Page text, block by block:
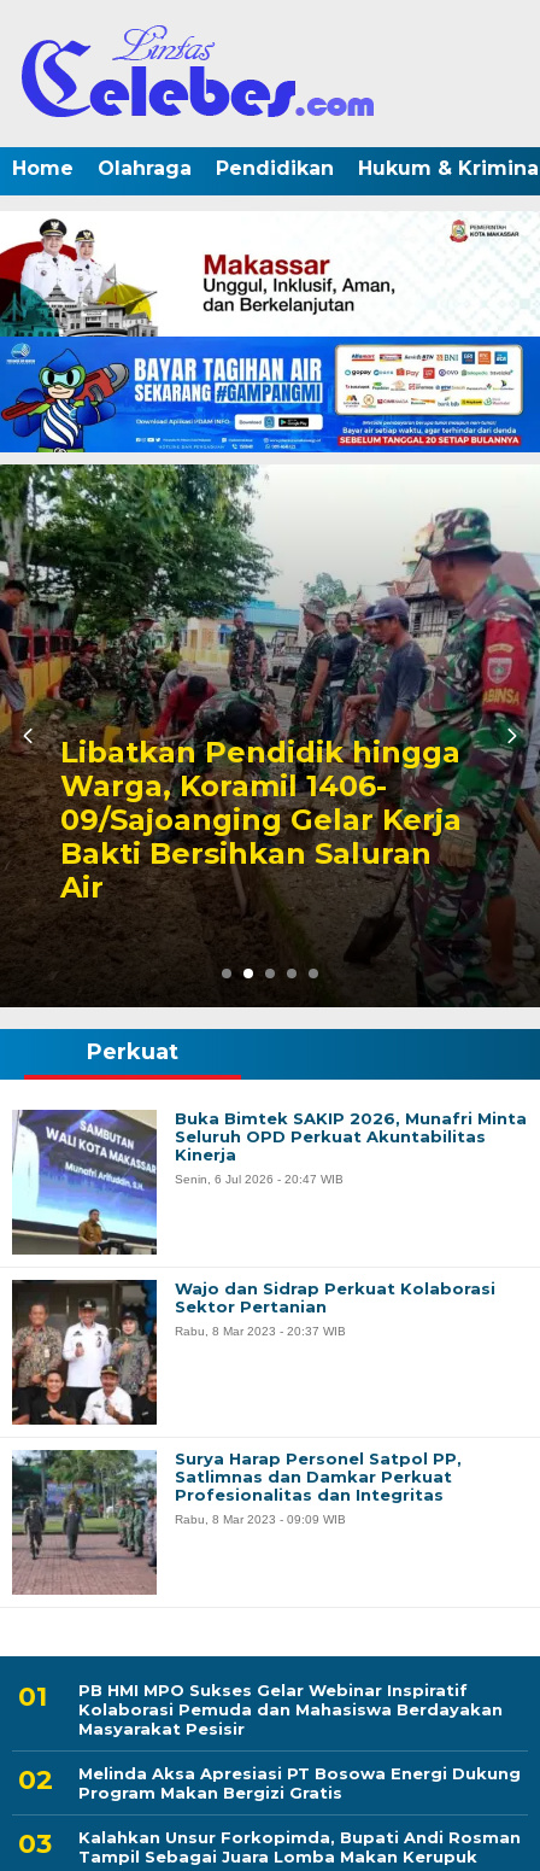
Home Olahraga Pendidikan Hukum &
Triwulan II 2026,
Pendapatan Makassar
Capai 49 Persen, Surplus
Rp130 Miliar
PB HMI MPO Sukses Gelar Webinar Inspiratif
Kolaborasi Pemuda dan Mahasiswa Berdayakan
Masyarakat Pesisir
Melinda Aksa Apresiasi PT Bosowa Energi Dukung
Program Makan Bergizi Gratis
Kalahkan Unsur Forkopimda, Bupati Andi Rosman
Tampil Sebagai Juara Lomba Makan Kerupuk
Perkuat
Buka Bimtek SAKIP 2026, Munafri Minta
Seluruh OPD Perkuat Akuntabilitas
Kinerja
Senin, 6 Jul 2026 - 20:47 WIB
Wajo dan Sidrap Perkuat Kolaborasi
Sektor Pertanian
Rabu, 8 Mar 2023 - 20:37 WIB
Surya Harap Personel Satpol PP,
Satlimnas dan Damkar Perkuat
Profesionalitas dan Integritas
Rabu, 8 Mar 2023 - 09:09 WIB